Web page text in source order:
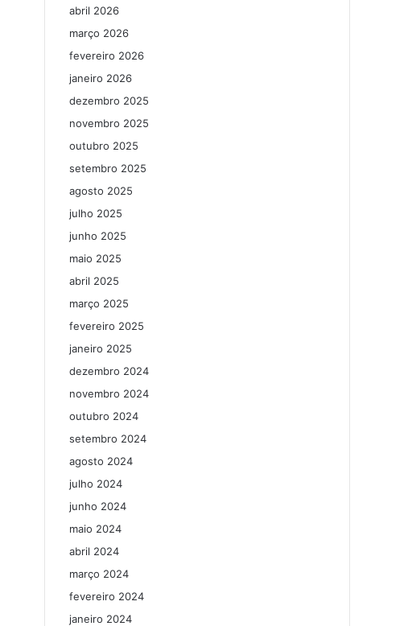
abril 2026
março 2026
fevereiro 2026
janeiro 2026
dezembro 2025
novembro 2025
outubro 2025
setembro 2025
agosto 2025
julho 2025
junho 2025
maio 2025
abril 2025
março 2025
fevereiro 2025
janeiro 2025
dezembro 2024
novembro 2024
outubro 2024
setembro 2024
agosto 2024
julho 2024
junho 2024
maio 2024
abril 2024
março 2024
fevereiro 2024
janeiro 2024